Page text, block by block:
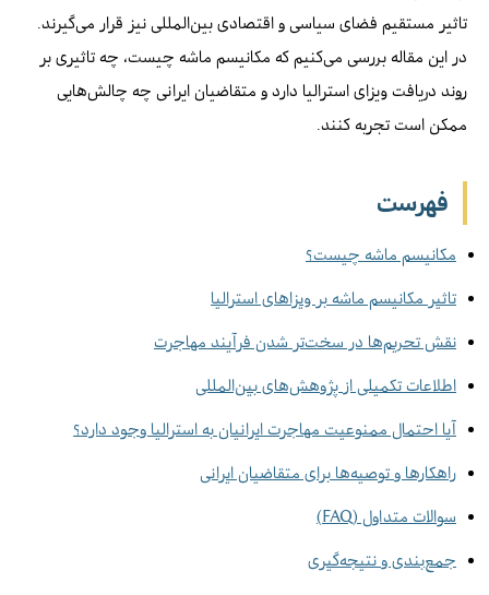
تاثیر مستقیم فضای سیاسی و اقتصادی بین‌المللی نیز قرار می‌گیرند.
در این مقاله بررسی می‌کنیم که مکانیسم ماشه چیست، چه تاثیری بر
روند دریافت ویزای استرالیا دارد و متقاضیان ایرانی چه چالش‌هایی
ممکن است تجربه کنند.
فهرست
مکانیسم ماشه چیست؟
تاثیر مکانیسم ماشه بر ویزاهای استرالیا
نقش تحریم‌ها در سخت‌تر شدن فرآیند مهاجرت
اطلاعات تکمیلی از پژوهش‌های بین‌المللی
آیا احتمال ممنوعیت مهاجرت ایرانیان به استرالیا وجود دارد؟
راهکارها و توصیه‌ها برای متقاضیان ایرانی
سوالات متداول (FAQ)
جمع‌بندی و نتیجه‌گیری